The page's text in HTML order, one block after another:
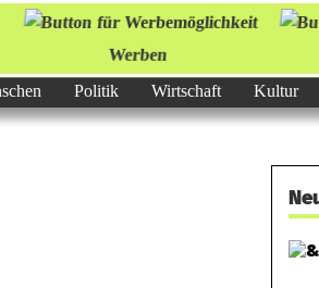
Werben
Politik Wirtschaft Kultur